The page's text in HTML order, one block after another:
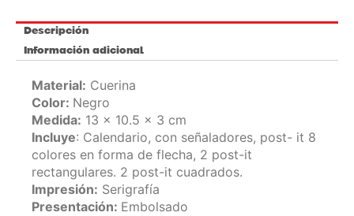
Descripción
Información adicional
Material: Cuerina
Color: Negro
Medida: 13 x 10.5 x 3 cm
Incluye: Calendario, con señaladores, post- it 8
colores en forma de flecha, 2 post-it
rectangulares. 2 post-it cuadrados.
Impresión: Serigrafía
Presentación: Embolsado